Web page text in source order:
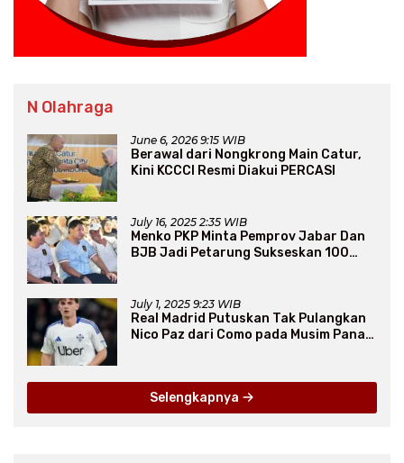
N Olahraga
June 6, 2026 9:15 WIB
Berawal dari Nongkrong Main Catur,
Kini KCCCI Resmi Diakui PERCASI
July 16, 2025 2:35 WIB
Menko PKP Minta Pemprov Jabar Dan
BJB Jadi Petarung Sukseskan 100
July 1, 2025 9:23 WIB
Real Madrid Putuskan Tak Pulangkan
Nico Paz dari Como pada Musim Panas
Selengkapnya